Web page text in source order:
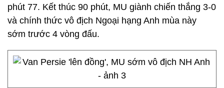
phút 77. Kết thúc 90 phút, MU giành chiến thắng 3-0
và chính thức vô địch Ngoại hạng Anh mùa này
sớm trước 4 vòng đấu.